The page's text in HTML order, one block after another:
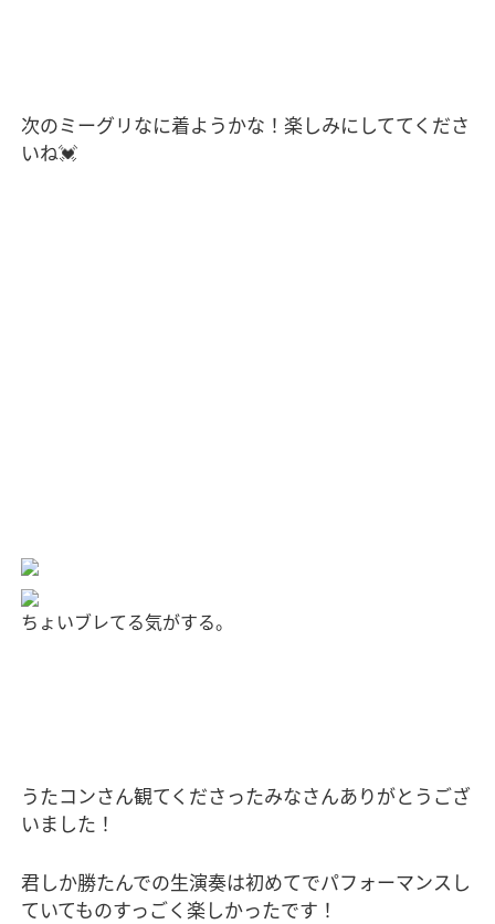
次のミーグリなに着ようかな！楽しみにしててくださ
いね💓
ちょいブレてる気がする。
うたコンさん観てくださったみなさんありがとうござ
いました！
君しか勝たんでの生演奏は初めてでパフォーマンスし
ていてものすっごく楽しかったです！